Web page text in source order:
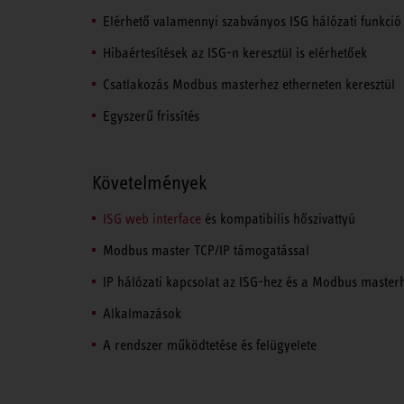
Elérhető valamennyi szabványos ISG hálózati funkció
Hibaértesítések az ISG-n keresztül is elérhetőek
Csatlakozás Modbus masterhez etherneten keresztül
Egyszerű frissítés
Követelmények
ISG web interface és kompatibilis hőszivattyú
Modbus master TCP/IP támogatással
IP hálózati kapcsolat az ISG-hez és a Modbus
Alkalmazások
A rendszer működtetése és felügyelete